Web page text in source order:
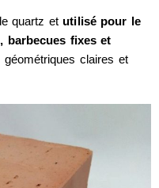
quartz et utilisé pour le
barbecues fixes et
claires et